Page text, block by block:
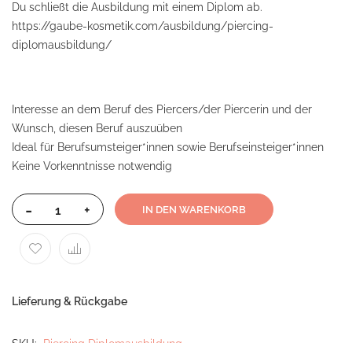
Du schließt die Ausbildung mit einem Diplom ab.
https://gaube-kosmetik.com/ausbildung/piercing-
diplomausbildung/
Interesse an dem Beruf des Piercers/der Piercerin und der
Wunsch, diesen Beruf auszuüben
Ideal für Berufsumsteiger*innen sowie Berufseinsteiger*innen
Keine Vorkenntnisse notwendig
- + IN DEN WARENKORB
Lieferung & Rückgabe